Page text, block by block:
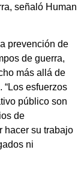
señaló Human
prevención de
de guerra,
más allá de
esfuerzos
público son
de
hacer su trabajo
ni